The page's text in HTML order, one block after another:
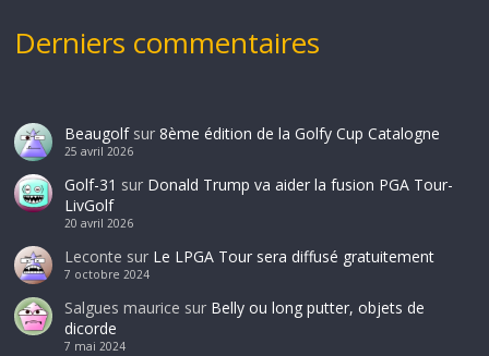
Derniers commentaires
Beaugolfsur 8ème édition de la Golfy Cup Catalogne
25 avril 2026
Golf-31 sur Donald Trump va aider la fusion PGA Tour-
LivGolf
20 avril 2026
Leconte sur Le LPGA Tour sera diffusé gratuitement
7 octobre 2024
Salgues maurice sur Belly ou long putter, objets de
dicorde
7 mai 2024